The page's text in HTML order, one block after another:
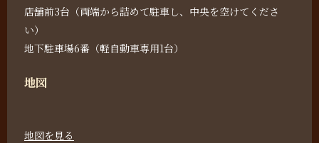
店舗前3台（両端から詰めて駐車し、中央を空けてくださ
い）
地下駐車場6番（軽自動車専用1台）
地図
地図を見る